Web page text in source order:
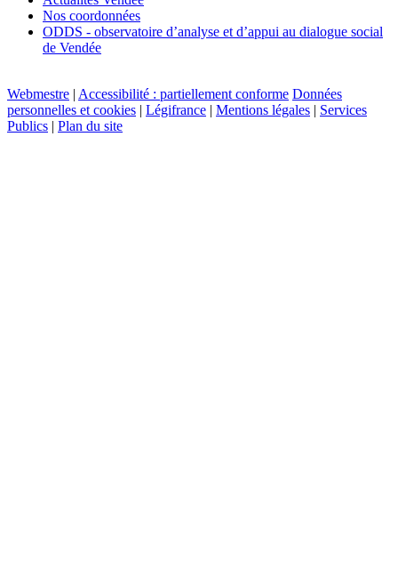
Nos coordonnées
ODDS - observatoire d’analyse et d’appui au dialogue social
de Vendée
Webmestre | Accessibilité : partiellement conforme Données
personnelles et cookies | Légifrance | Mentions légales | Services
Publics | Plan du site